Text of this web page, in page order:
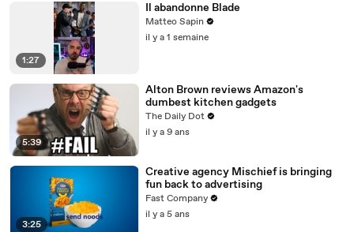
1:27
Il abandonne Blade
Matteo Sapin
il y a 1 semaine
5:39
Alton Brown reviews Amazon's
dumbest kitchen gadgets
The Daily Dot
il y a 9 ans
3:25
Creative agency Mischief is bringing
fun back to advertising
Fast Company
il y a 5 ans